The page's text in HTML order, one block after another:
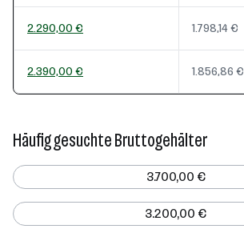
2.290,00 € 1.798,14 €
2.390,00 € 1.856,86 €
Häufig gesuchte Bruttogehälter
3.700,00 €
3.200,00 €